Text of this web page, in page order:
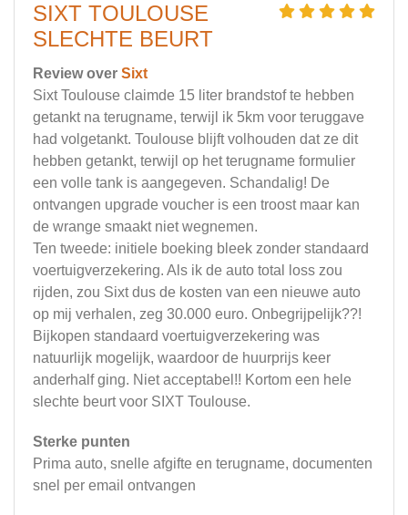
SIXT TOULOUSE
SLECHTE BEURT
Review over Sixt
Sixt Toulouse claimde 15 liter brandstof te hebben
getankt na terugname, terwijl ik 5km voor teruggave
had volgetankt. Toulouse blijft volhouden dat ze dit
hebben getankt, terwijl op het terugname formulier
een volle tank is aangegeven. Schandalig! De
ontvangen upgrade voucher is een troost maar kan
de wrange smaakt niet wegnemen.
Ten tweede: initiele boeking bleek zonder standaard
voertuigverzekering. Als ik de auto total loss zou
rijden, zou Sixt dus de kosten van een nieuwe auto
op mij verhalen, zeg 30.000 euro. Onbegrijpelijk??!
Bijkopen standaard voertuigverzekering was
natuurlijk mogelijk, waardoor de huurprijs keer
anderhalf ging. Niet acceptabel!! Kortom een hele
slechte beurt voor SIXT Toulouse.
Sterke punten
Prima auto, snelle afgifte en terugname, documenten
snel per email ontvangen